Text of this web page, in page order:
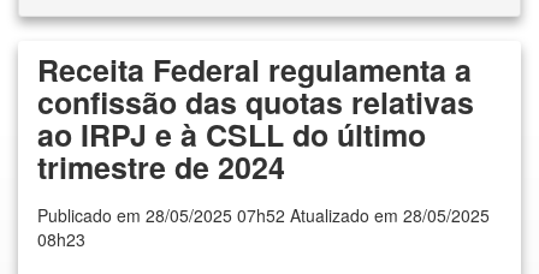
Receita Federal regulamenta a
confissão das quotas relativas
ao IRPJ e à CSLL do último
trimestre de 2024
Publicado em 28/05/2025 07h52 Atualizado em 28/05/2025
08h23